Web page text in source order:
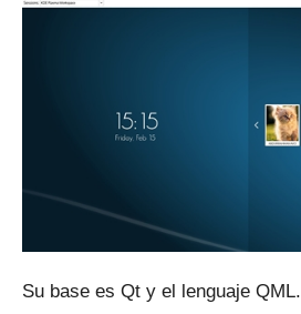
Su base es Qt y el lenguaje QML.